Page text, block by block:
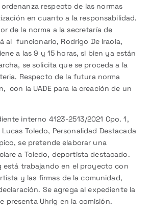
respecto de las normas
en cuanto a la responsabilidad.
de la norma a la secretaría de
al funcionario, Rodrigo De Iraola,
a las 9 y 15 horas, si bien ya están
se solicita que se proceda a la
Respecto de la futura norma
con la UADE para la creación de un
interno 4123-2513/2021 Cpo. 1,
Toledo, Personalidad Destacada
se pretende elaborar una
a Toledo, deportista destacado.
está trabajando en el proyecto con
y las firmas de la comunidad,
Se agrega al expediente la
presenta Uhrig en la comisión.